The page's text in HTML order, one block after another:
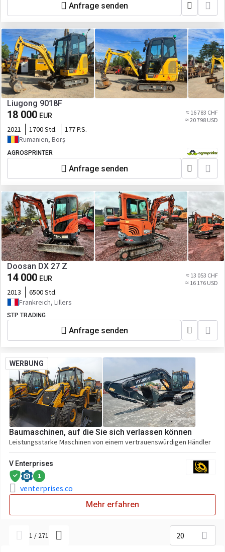
Anfrage senden
Liugong 9018F
18 000 EUR
≈ 16 783 CHF
≈ 20 798 USD
2021 1700 Std.
177 P.S.
Rumänien, Borș
AGROSPRINTER
Anfrage senden
Doosan DX 27 Z
14 000 EUR
≈ 13 053 CHF
≈ 16 176 USD
2013
6500 Std.
Frankreich, Lillers
STP TRADING
Anfrage senden
WERBUNG
Baumaschinen, auf die Sie sich verlassen können
Leistungsstarke Maschinen von einem vertrauenswürdigen Händler
V Enterprises
1
venterprises.co
Mehr erfahren
1 / 271 20